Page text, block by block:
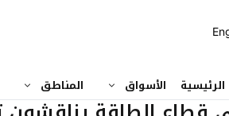
الرئيسية الأسواق المناطق